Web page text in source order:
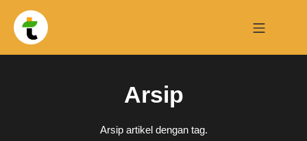
Arsip
Arsip artikel dengan tag.